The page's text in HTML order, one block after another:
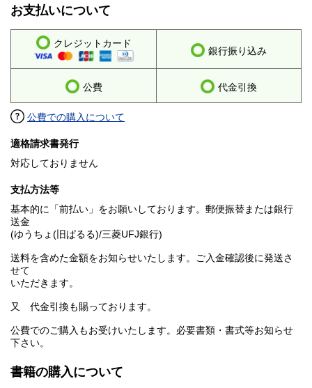
お支払いについて
クレジットカード
銀行振り込み
公費 代金引換
公費での購入について
適格請求書発行
対応しておりません
支払方法等
基本的に「前払い」をお願いしております。郵便振替または銀行
送金
(ゆうちょ(旧ぱるる)/三菱UFJ銀行)
送料を含めた金額をお知らせいたします。ご入金確認後に発送さ
せて
いただきます。
又 代金引換も賜っております。
公費でのご購入もお受けいたします。必要書類・書式等お知らせ
下さい。
書籍の購入について